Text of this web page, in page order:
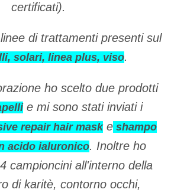
certificati).
di trattamenti presenti sul
solari, linea plus, viso.
ho scelto due prodotti
e mi sono stati inviati i
repair hair maske shampo
acido ialuronico. Inoltre ho
campioncini all'interno della
di karitè, contorno occhi,